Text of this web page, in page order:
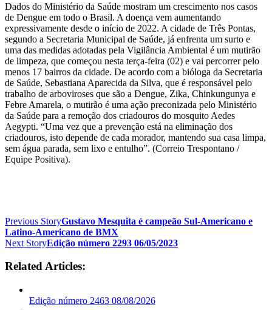
Dados do Ministério da Saúde mostram um crescimento nos casos
de Dengue em todo o Brasil. A doença vem aumentando
expressivamente desde o início de 2022. A cidade de Três Pontas,
segundo a Secretaria Municipal de Saúde, já enfrenta um surto e
uma das medidas adotadas pela Vigilância Ambiental é um mutirão
de limpeza, que começou nesta terça-feira (02) e vai percorrer pelo
menos 17 bairros da cidade. De acordo com a bióloga da Secretaria
de Saúde, Sebastiana Aparecida da Silva, que é responsável pelo
trabalho de arboviroses que são a Dengue, Zika, Chinkungunya e
Febre Amarela, o mutirão é uma ação preconizada pelo Ministério
da Saúde para a remoção dos criadouros do mosquito Aedes
Aegypti. “Uma vez que a prevenção está na eliminação dos
criadouros, isto depende de cada morador, mantendo sua casa limpa,
sem água parada, sem lixo e entulho”. (Correio Trespontano /
Equipe Positiva).
Previous StoryGustavo Mesquita é campeão Sul-Americano e
Latino-Americano de BMX
Next StoryEdição número 2293 06/05/2023
Related Articles:
Edição número 2463 08/08/2026